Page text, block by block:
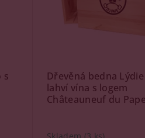
s
Dřevěná bedna
lahví vína s logem
Châteauneuf du Pape